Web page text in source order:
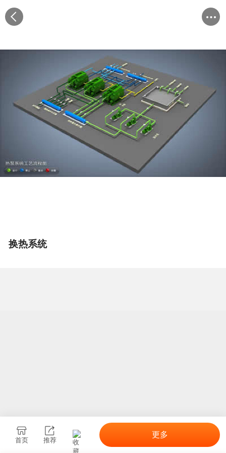
换热系统
首页 推荐
更多